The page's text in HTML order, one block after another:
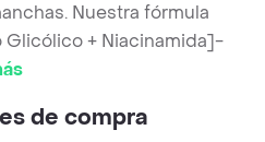
Nuestra fórmula
+ Niacinamida]-
de compra